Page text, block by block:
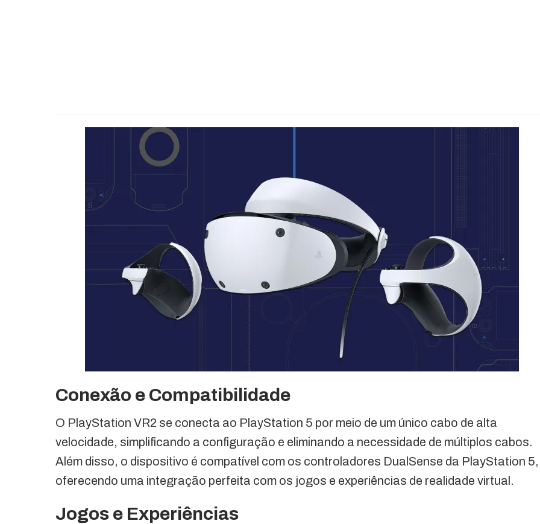
Conexão e Compatibilidade
O PlayStation VR2 se conecta ao PlayStation 5 por meio de um único cabo de alta
velocidade, simplificando a configuração e eliminando a necessidade de múltiplos cabos.
Além disso, o dispositivo é compatível com os controladores DualSense da PlayStation 5,
oferecendo uma integração perfeita com os jogos e experiências de realidade virtual.
Jogos e Experiências